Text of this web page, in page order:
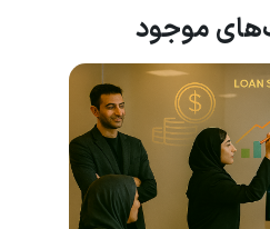
موجود